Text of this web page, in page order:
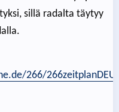
sillä radalta täytyy
266/